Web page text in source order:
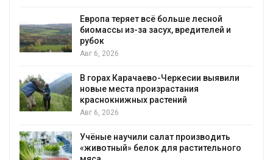
Европа теряет всё больше лесной
биомассы из-за засух, вредителей и
рубок
Авг 6, 2026
В горах Карачаево-Черкесии выявили
новые места произрастания
краснокнижных растений
Авг 6, 2026
Учёные научили салат производить
«животный» белок для растительного